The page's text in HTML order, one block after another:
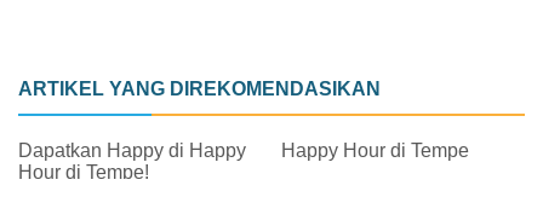
ARTIKEL YANG DIREKOMENDASIKAN
Dapatkan Happy di Happy
Hour di Tempe!
Happy Hour di Tempe